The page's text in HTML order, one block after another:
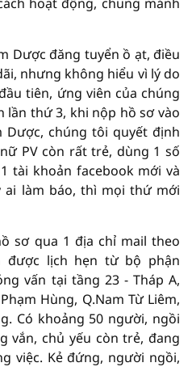
Dược đăng tuyển ồ ạt, điều
nhưng không hiểu vì lý do
tiên, ứng viên của chúng
thứ 3, khi nộp hồ sơ vào
Dược, chúng tôi quyết định
PV còn rất trẻ, dùng 1 số
tài khoản facebook mới và
làm báo, thì mọi thứ mới
sơ qua 1 địa chỉ mail theo
được lịch hẹn từ bộ phận
vấn tại tầng 23 - Tháp A,
Hùng, Q.Nam Từ Liêm,
Có khoảng 50 người, ngồi
vắn, chủ yếu còn trẻ, đang
việc. Kẻ đứng, người ngồi,